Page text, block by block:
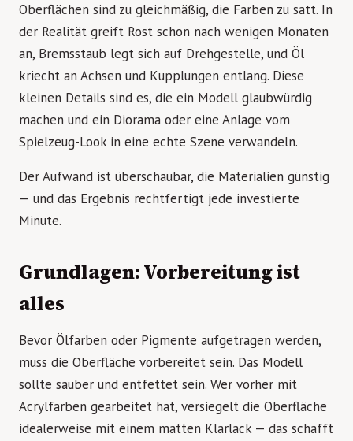
Oberflächen sind zu gleichmäßig, die Farben zu satt. In
der Realität greift Rost schon nach wenigen Monaten
an, Bremsstaub legt sich auf Drehgestelle, und Öl
kriecht an Achsen und Kupplungen entlang. Diese
kleinen Details sind es, die ein Modell glaubwürdig
machen und ein Diorama oder eine Anlage vom
Spielzeug-Look in eine echte Szene verwandeln.
Der Aufwand ist überschaubar, die Materialien günstig
— und das Ergebnis rechtfertigt jede investierte
Minute.
Grundlagen: Vorbereitung ist
alles
Bevor Ölfarben oder Pigmente aufgetragen werden,
muss die Oberfläche vorbereitet sein. Das Modell
sollte sauber und entfettet sein. Wer vorher mit
Acrylfarben gearbeitet hat, versiegelt die Oberfläche
idealerweise mit einem matten Klarlack — das schafft